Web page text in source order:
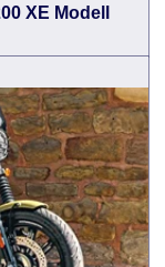
XE Modell